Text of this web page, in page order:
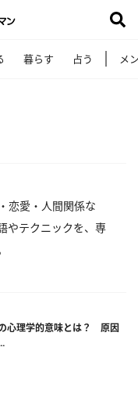
暮らす 占う メ
恋愛・人間関係な
やテクニックを、専
心理学的意味とは？ 原因